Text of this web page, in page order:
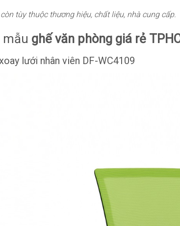
tùy thuộc thương hiệu, chất liệu, nhà cung cấp.
mẫu ghế văn phòng giá rẻ
lưới nhân viên DF-WC4109